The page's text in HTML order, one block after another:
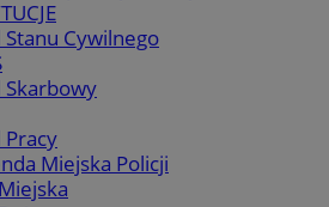
Stanu Cywilnego
Skarbowy
Pracy
Miejska Policji